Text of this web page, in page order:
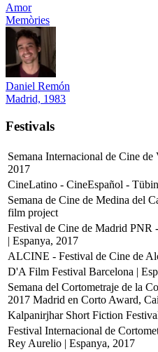
Amor
Memòries
Daniel Remón
Madrid, 1983
Festivals
Semana Internacional de Cine
2017
CineLatino - CineEspañol -
Semana de Cine de Medina del
film project
Festival de Cine de Madrid PNR
| Espanya, 2017
ALCINE - Festival de Cine de
D'A Film Festival Barcelona |
Semana del Cortometraje de la
2017 Madrid en Corto Award,
Kalpanirjhar Short Fiction
Festival Internacional de
Rey Aurelio | Espanya, 2017